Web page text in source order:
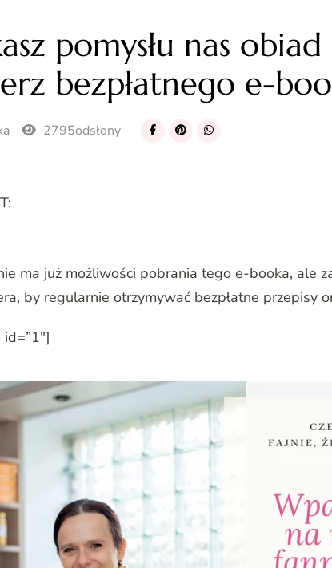
pomysłu nas
bezpłatnego e-
2795odsłony
ma już możliwości pobrania tego e-booka, ale
by regularnie otrzymywać bezpłatne przepisy